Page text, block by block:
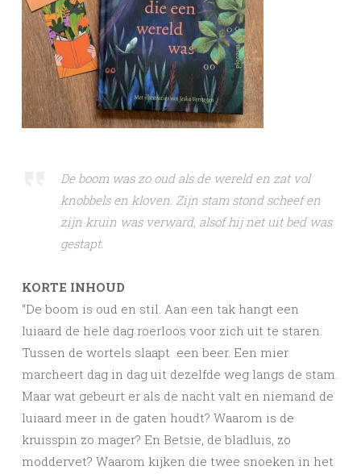
De boom was zo oud als de wereld en zat vol
knobbels en kloven. Zijn stam stond scheef en
zijn kruin was verward, alsof hij net uit bed was
gestapt.
KORTE INHOUD
“De boom is oud en stil. Aan een tak hangt een
luiaard de hele dag roerloos voor zich uit te staren.
Tussen de wortels slaapt een beer. Een mier
marcheert dag in dag uit dezelfde weg langs de stam.
Maar wat gebeurt er als de nacht valt en niemand de
luiaard meer in de gaten houdt? Waarom is de
kruisspin zo mager? En Betsie, de bladluis, zo
moddervet? Waarom kijken die twee snoeken in het